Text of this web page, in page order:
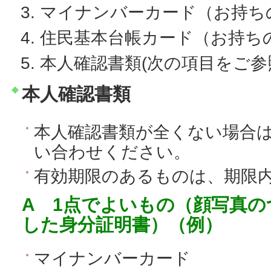
マイナンバーカード（お持
住民基本台帳カード（お持ち
本人確認書類(次の項目をご
本人確認書類
本人確認書類が全くない場合
い合わせください。
有効期限のあるものは、期限
A 1点でよいもの（顔写真の
した身分証明書）（例）
マイナンバーカード